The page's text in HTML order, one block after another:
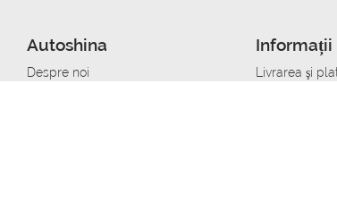
Autoshina
Despre noi
Livrarea şi